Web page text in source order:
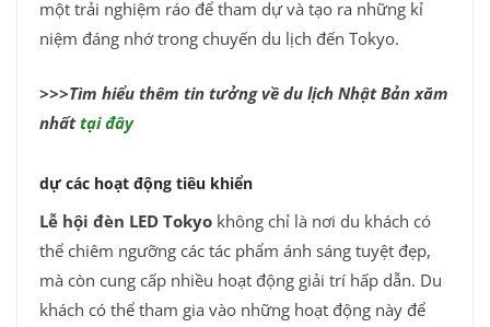
một trải nghiệm ráo để tham dự và tạo ra những kỉ
niệm đáng nhớ trong chuyến du lịch đến Tokyo.
>>>Tìm hiểu thêm tin tưởng về du lịch Nhật Bản xăm
nhất tại đây
dự các hoạt động tiêu khiển
Lễ hội đèn LED Tokyo không chỉ là nơi du khách có
thể chiêm ngưỡng các tác phẩm ánh sáng tuyệt đẹp,
mà còn cung cấp nhiều hoạt động giải trí hấp dẫn. Du
khách có thể tham gia vào những hoạt động này để